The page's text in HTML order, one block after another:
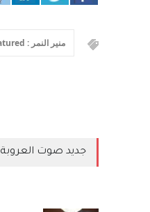
منير النمر : featured
جديد صوت العروبة